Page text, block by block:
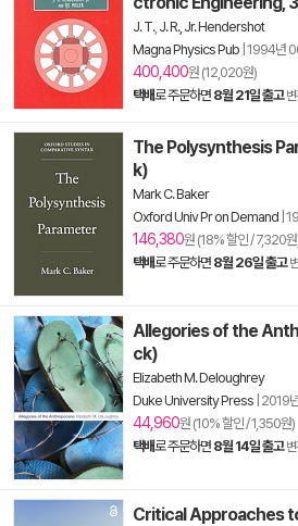
J. T., J. R., Jr. Hendershot
Magna Physics Pub 1994년
400,400원 (12,020원)
택배로 주문하면 8월 21일 출고
The Polysynthesis
k)
Mark C. Baker
Oxford Univ Pr on Demand
146,380원 (18% 할인 / 7,320
택배로 주문하면 8월 26일 출고
Allegories of the
ck)
Elizabeth M. Deloughrey
Duke University Press 2019
44,960원 (10% 할인 / 1,350원)
택배로 주문하면 8월 14일 출고
Critical Approaches